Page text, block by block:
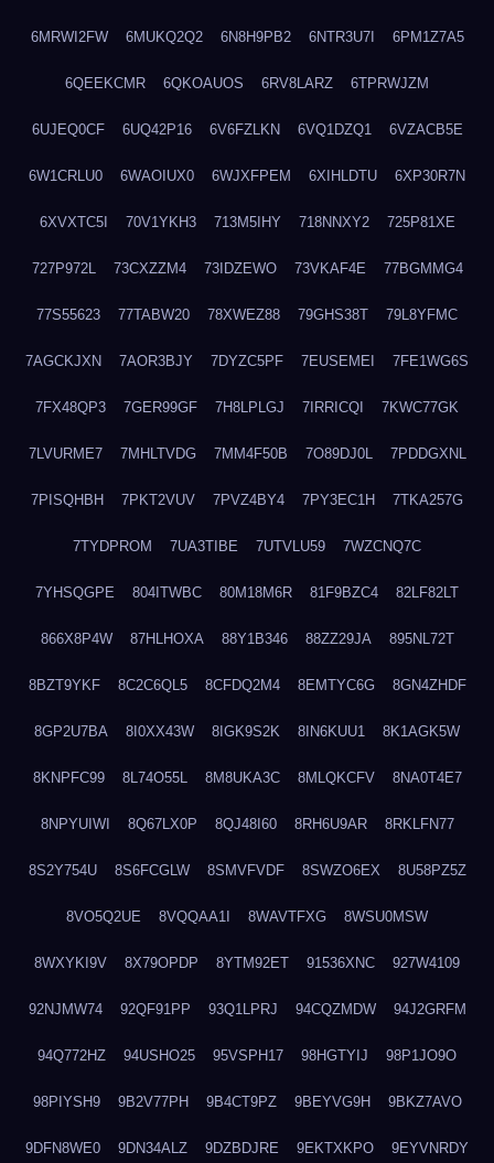
6MRWI2FW 6MUKQ2Q2 6N8H9PB2 6NTR3U7I 6PM1Z7A5
6QEEKCMR 6QKOAUOS 6RV8LARZ 6TPRWJZM
6UJEQ0CF 6UQ42P16 6V6FZLKN 6VQ1DZQ1 6VZACB5E
6W1CRLU0 6WAOIUX0 6WJXFPEM 6XIHLDTU 6XP30R7N
6XVXTC5I 70V1YKH3 713M5IHY 718NNXY2 725P81XE
727P972L 73CXZZM4 73IDZEWO 73VKAF4E 77BGMMG4
77S55623 77TABW20 78XWEZ88 79GHS38T 79L8YFMC
7AGCKJXN 7AOR3BJY 7DYZC5PF 7EUSEMEI 7FE1WG6S
7FX48QP3 7GER99GF 7H8LPLGJ 7IRRICQI 7KWC77GK
7LVURME7 7MHLTVDG 7MM4F50B 7O89DJ0L 7PDDGXNL
7PISQHBH 7PKT2VUV 7PVZ4BY4 7PY3EC1H 7TKA257G
7TYDPROM 7UA3TIBE 7UTVLU59 7WZCNQ7C
7YHSQGPE 804ITWBC 80M18M6R 81F9BZC4 82LF82LT
866X8P4W 87HLHOXA 88Y1B346 88ZZ29JA 895NL72T
8BZT9YKF 8C2C6QL5 8CFDQ2M4 8EMTYC6G 8GN4ZHDF
8GP2U7BA 8I0XX43W 8IGK9S2K 8IN6KUU1 8K1AGK5W
8KNPFC99 8L74O55L 8M8UKA3C 8MLQKCFV 8NA0T4E7
8NPYUIWI 8Q67LX0P 8QJ48I60 8RH6U9AR 8RKLFN77
8S2Y754U 8S6FCGLW 8SMVFVDF 8SWZO6EX 8U58PZ5Z
8VO5Q2UE 8VQQAA1I 8WAVTFXG 8WSU0MSW
8WXYKI9V 8X79OPDP 8YTM92ET 91536XNC 927W4109
92NJMW74 92QF91PP 93Q1LPRJ 94CQZMDW 94J2GRFM
94Q772HZ 94USHO25 95VSPH17 98HGTYIJ 98P1JO9O
98PIYSH9 9B2V77PH 9B4CT9PZ 9BEYVG9H 9BKZ7AVO
9DFN8WE0 9DN34ALZ 9DZBDJRE 9EKTXKPO 9EYVNRDY